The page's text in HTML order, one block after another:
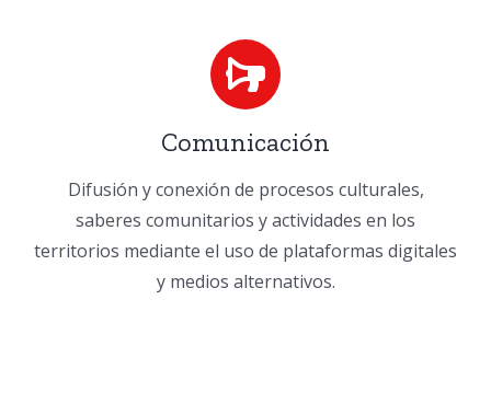
Comunicación
Difusión y conexión de procesos culturales,
saberes comunitarios y actividades en los
territorios mediante el uso de plataformas digitales
y medios alternativos.